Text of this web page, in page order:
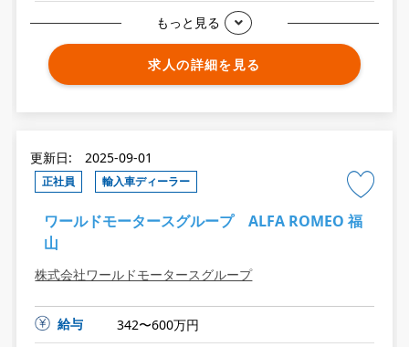
もっと見る
求人の詳細を見る
更新日: 2025-09-01
正社員 輸入車ディーラー
ワールドモータースグループ ALFA ROMEO 福
山
株式会社ワールドモータースグループ
給与
342〜600万円